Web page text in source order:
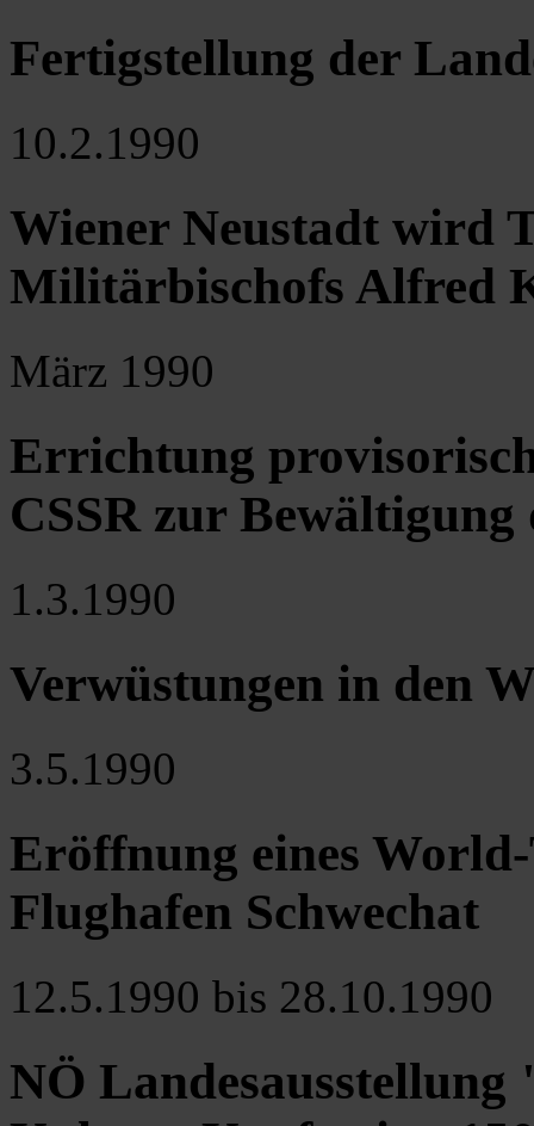
Fertigstellung der
10.2.1990
Wiener Neustadt wird
Militärbischofs Alfred
März 1990
Errichtung
CSSR zur Bewältigung
1.3.1990
Verwüstungen in den
3.5.1990
Eröffnung eines
Flughafen Schwechat
12.5.1990 bis 28.10.1990
NÖ